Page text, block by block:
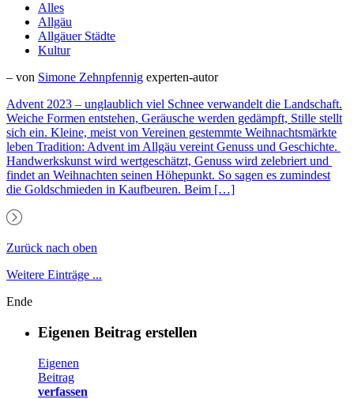
Alles
Allgäu
Allgäuer Städte
Kultur
– von Simone Zehnpfennig experten-autor
Advent 2023 – unglaublich viel Schnee verwandelt die Landschaft.
Weiche Formen entstehen, Geräusche werden gedämpft, Stille stellt
sich ein. Kleine, meist von Vereinen gestemmte Weihnachtsmärkte
leben Tradition: Advent im Allgäu vereint Genuss und Geschichte.
Handwerkskunst wird wertgeschätzt, Genuss wird zelebriert und
findet an Weihnachten seinen Höhepunkt. So sagen es zumindest
die Goldschmieden in Kaufbeuren. Beim […]
Zurück nach oben
Weitere Einträge ...
Ende
Eigenen Beitrag erstellen
Eigenen
Beitrag
verfassen